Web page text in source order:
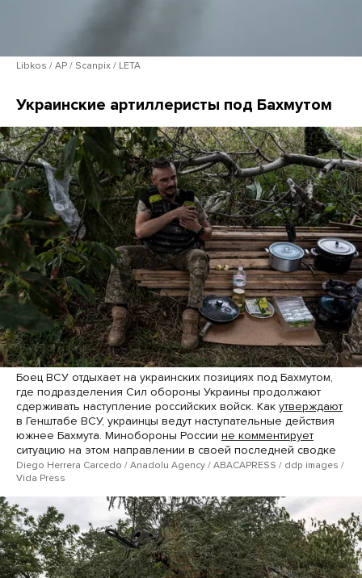
Libkos / AP / Scanpix / LETA
Украинские артиллеристы под Бахмутом
Боец ВСУ отдыхает на украинских позициях под Бахмутом,
где подразделения Сил обороны Украины продолжают
сдерживать наступление российских войск. Как утверждают
в Генштабе ВСУ, украинцы ведут наступательные действия
южнее Бахмута. Минобороны России не комментирует
ситуацию на этом направлении в своей последней сводке
Diego Herrera Carcedo / Anadolu Agency / ABACAPRESS / ddp images /
Vida Press